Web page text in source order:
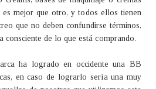
mejor que otro, y todos ellos tienen
que no deben confundirse términos,
consciente de lo que está comprando.
ha logrado en occidente una BB
en caso de lograrlo sería una muy